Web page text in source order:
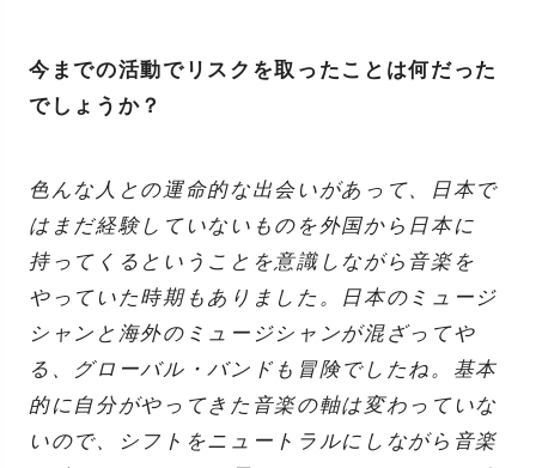
今までの活動でリスクを取ったことは何だった
でしょうか？
色んな人との運命的な出会いがあって、日本で
はまだ経験していないものを外国から日本に
持ってくるということを意識しながら音楽を
やっていた時期もありました。日本のミュージ
シャンと海外のミュージシャンが混ざってや
る、グローバル・バンドも冒険でしたね。基本
的に自分がやってきた音楽の軸は変わっていな
いので、シフトをニュートラルにしながら音楽